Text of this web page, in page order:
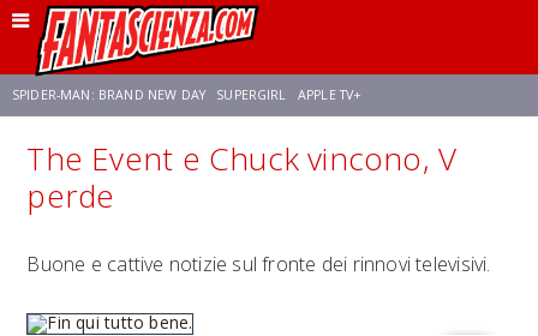
SPIDER-MAN: BRAND NEW DAY SUPERGIRL APPLE TV+
FRANCO RICCIARDIELLO ZENDAYA STAR TREK AVENGERS: DOOMSDAY
The Event e Chuck vincono, V
perde
Buone e cattive notizie sul fronte dei rinnovi televisivi.